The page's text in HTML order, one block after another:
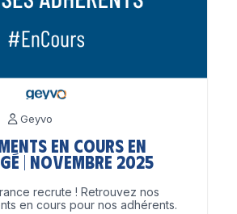
Geyvo
en cours en
| Novembre 2025
recrute ! Retrouvez nos
en cours pour nos adhérents.